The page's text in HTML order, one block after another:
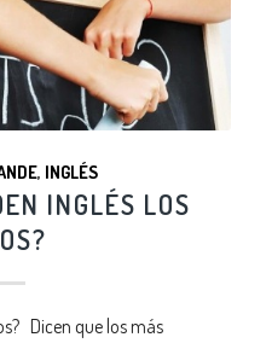
, INGLÉS
INGLÉS LOS
Dicen que los más